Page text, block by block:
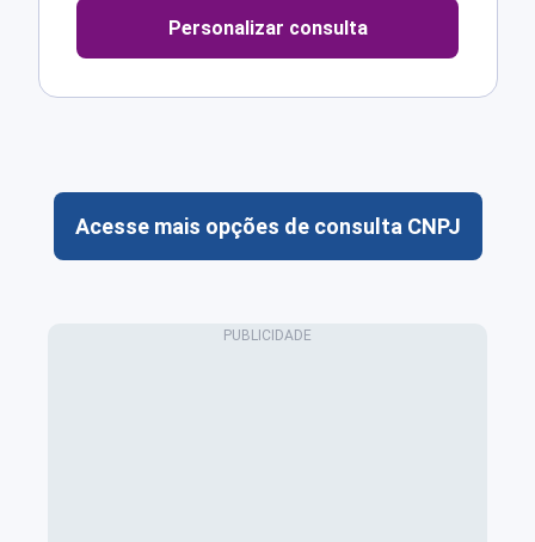
Personalizar consulta
Acesse mais opções de consulta CNPJ